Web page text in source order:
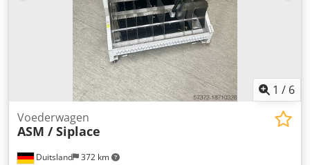
1 / 6
Duitsland 372 km
Voederwagen
ASM / Siplace